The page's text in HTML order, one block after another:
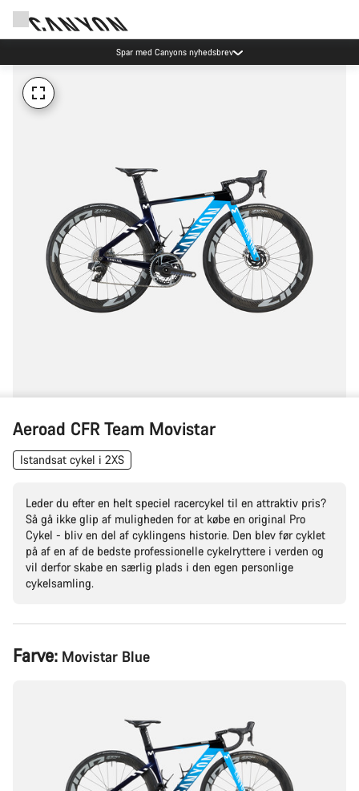
Spar med Canyons nyhedsbrev
Aeroad CFR Team Movistar
Istandsat cykel i 2XS
Leder du efter en helt speciel racercykel til en attraktiv pris?
Så gå ikke glip af muligheden for at købe en original Pro
Cykel - bliv en del af cyklingens historie. Den blev før cyklet
på af en af de bedste professionelle cykelryttere i verden og
vil derfor skabe en særlig plads i den egen personlige
cykelsamling.
Produktkonfiguration
Farve: Movistar Blue